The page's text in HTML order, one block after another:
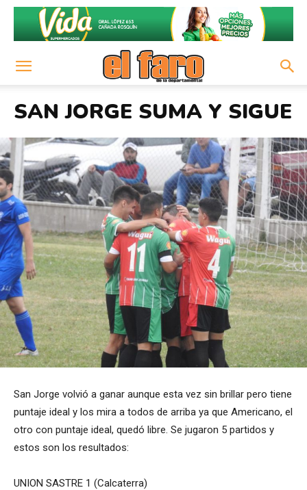
SAN JORGE SUMA Y SIGUE
San Jorge volvió a ganar aunque esta vez sin brillar pero tiene
puntaje ideal y los mira a todos de arriba ya que Americano, el
otro con puntaje ideal, quedó libre. Se jugaron 5 partidos y
estos son los resultados:
UNION SASTRE 1 (Calcaterra)